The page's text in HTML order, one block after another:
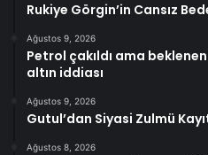
Rukiye Görgin’in Cansız
Ağustos 9, 2026
Petrol çakıldı ama
altın iddiası
Ağustos 9, 2026
Gutul’dan Siyasi Zulmü
Ağustos 8, 2026